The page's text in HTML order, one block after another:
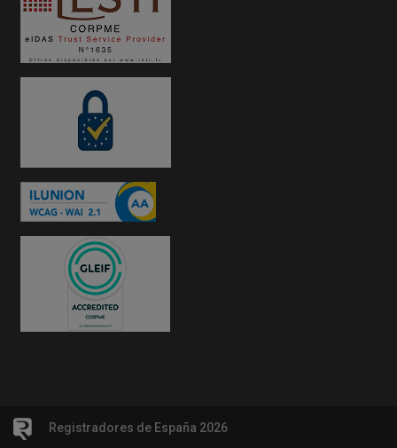
Registradores de España 2026